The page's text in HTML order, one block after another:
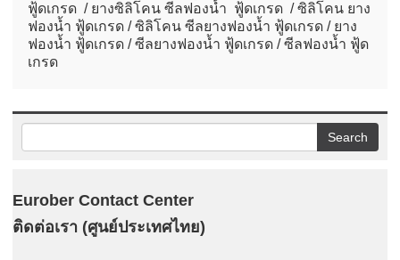
ฟู้ดเกรด / ยางซิลิโคน ซีลฟองน้ำ ฟู้ดเกรด / ซิลิโคน ยาง
ฟองน้ำ ฟู้ดเกรด / ซิลิโคน ซีลยางฟองน้ำ ฟู้ดเกรด / ยาง
ฟองน้ำ ฟู้ดเกรด / ซีลยางฟองน้ำ ฟู้ดเกรด / ซีลฟองน้ำ ฟู้ด
เกรด
Eurober Contact Center
ติดต่อเรา (ศูนย์ประเทศไทย)